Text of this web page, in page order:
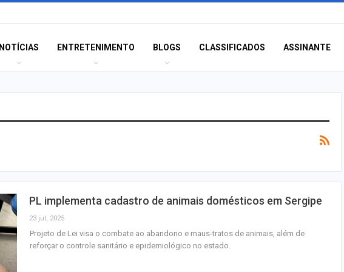
NOTÍCIAS ENTRETENIMENTO BLOGS CLASSIFICADOS ASSINANTE
PL implementa cadastro de animais domésticos em Sergipe
23 jul, 2025
Projeto de Lei visa o combate ao abandono e maus-tratos de animais, além de
reforçar o controle sanitário e epidemiológico no estado.
Champagne: Uma Viagem
A Fabulosa Maquina do
Tempo